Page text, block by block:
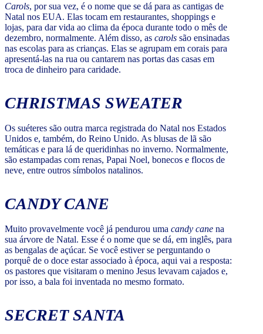
Carols, por sua vez, é o nome que se dá para as cantigas de
Natal nos EUA. Elas tocam em restaurantes, shoppings e
lojas, para dar vida ao clima da época durante todo o mês de
dezembro, normalmente. Além disso, as carols são ensinadas
nas escolas para as crianças. Elas se agrupam em corais para
apresentá-las na rua ou cantarem nas portas das casas em
troca de dinheiro para caridade.
CHRISTMAS SWEATER
Os suéteres são outra marca registrada do Natal nos Estados
Unidos e, também, do Reino Unido. As blusas de lã são
temáticas e para lá de queridinhas no inverno. Normalmente,
são estampadas com renas, Papai Noel, bonecos e flocos de
neve, entre outros símbolos natalinos.
CANDY CANE
Muito provavelmente você já pendurou uma candy cane na
sua árvore de Natal. Esse é o nome que se dá, em inglês, para
as bengalas de açúcar. Se você estiver se perguntando o
porquê de o doce estar associado à época, aqui vai a resposta:
os pastores que visitaram o menino Jesus levavam cajados e,
por isso, a bala foi inventada no mesmo formato.
SECRET SANTA